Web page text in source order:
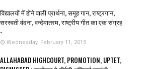
विद्यालयों में होने वाली प्रार्थना, समूह गान, राष्ट्रगान,
सरस्वती वंदना, वन्देमातरम, राष्ट्रीय गीत का एक संग्रह
-
Wednesday, February 11, 2015
ALLAHABAD HIGHCOURT, PROMOTION, UPTET,